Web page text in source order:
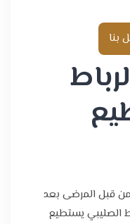
بنا
من قبل المرضى بعد
الصليبي يستطيع